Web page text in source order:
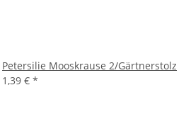
Petersilie Mooskrause 2/Gärtnerstolz
1,39 € *